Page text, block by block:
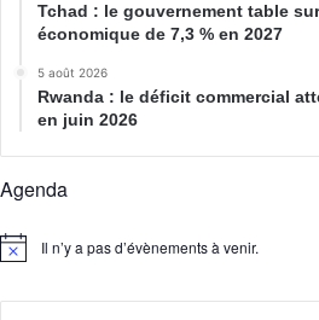
Tchad : le gouvernement table
économique de 7,3 % en 2027
5 août 2026
Rwanda : le déficit commercial
en juin 2026
Agenda
N
Il n’y a pas d’évènements à venir.